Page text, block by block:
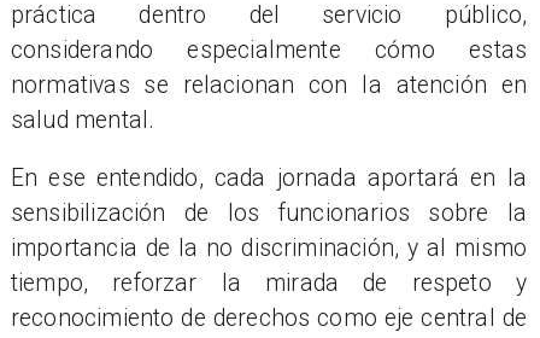
práctica dentro del servicio público,
considerando especialmente cómo estas
normativas se relacionan con la atención en
salud mental.
En ese entendido, cada jornada aportará en la
sensibilización de los funcionarios sobre la
importancia de la no discriminación, y al mismo
tiempo, reforzar la mirada de respeto y
reconocimiento de derechos como eje central de